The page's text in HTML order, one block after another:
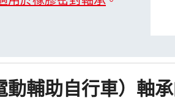
輔助自行車）軸